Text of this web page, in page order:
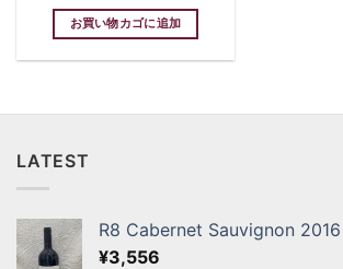
お買い物カゴに追加
LATEST
R8 Cabernet Sauvignon 2016
¥3,556